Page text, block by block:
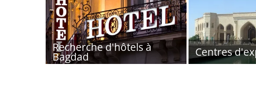
Recherche d'hôtels à
Bagdad Centres